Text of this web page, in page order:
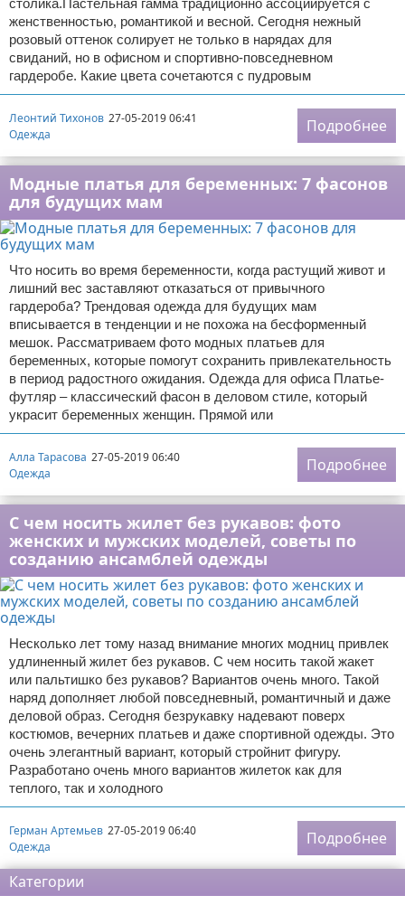
столика.Пастельная гамма традиционно ассоциируется с
женственностью, романтикой и весной. Сегодня нежный
розовый оттенок солирует не только в нарядах для
свиданий, но в офисном и спортивно-повседневном
гардеробе. Какие цвета сочетаются с пудровым
Леонтий Тихонов 27-05-2019 06:41
Одежда
Подробнее
Модные платья для беременных: 7 фасонов
для будущих мам
Что носить во время беременности, когда растущий живот и
лишний вес заставляют отказаться от привычного
гардероба? Трендовая одежда для будущих мам
вписывается в тенденции и не похожа на бесформенный
мешок. Рассматриваем фото модных платьев для
беременных, которые помогут сохранить привлекательность
в период радостного ожидания. Одежда для офиса Платье-
футляр – классический фасон в деловом стиле, который
украсит беременных женщин. Прямой или
Алла Тарасова 27-05-2019 06:40
Одежда
Подробнее
С чем носить жилет без рукавов: фото
женских и мужских моделей, советы по
созданию ансамблей одежды
Несколько лет тому назад внимание многих модниц привлек
удлиненный жилет без рукавов. С чем носить такой жакет
или пальтишко без рукавов? Вариантов очень много. Такой
наряд дополняет любой повседневный, романтичный и даже
деловой образ. Сегодня безрукавку надевают поверх
костюмов, вечерних платьев и даже спортивной одежды. Это
очень элегантный вариант, который стройнит фигуру.
Разработано очень много вариантов жилеток как для
теплого, так и холодного
Герман Артемьев 27-05-2019 06:40
Одежда
Подробнее
Категории